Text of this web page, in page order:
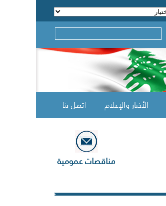
الأخبار والإعلام اتصل بنا
مناقصات عمومية